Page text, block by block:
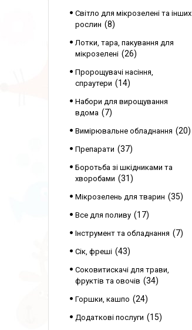
Світло для мікрозелені та інших
рослин
8
Лотки, тара, пакування для
мікрозелені
26
Пророщувачі насіння,
спраутери
14
Набори для вирощування
вдома
7
Вимірювальне обладнання 20
Препарати 37
Боротьба зі шкідниками та
хворобами
31
Мікрозелень для тварин 35
Все для поливу 17
Інструмент та обладнання 7
Сік, фреші 43
Соковитискачі для трави,
фруктів та овочів
34
Горшки, кашпо 24
Додаткові послуги 15